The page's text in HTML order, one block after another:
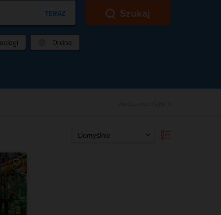
TERAZ Szukaj
Online
Domyślnie